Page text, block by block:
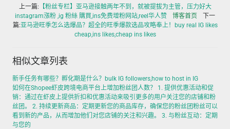
上一篇: 【粉丝专栏】亚马逊接触两年不到，就被提拔为主管，压力好大
instagram漲粉 ,ig 粉絲 購買,ins免费增粉网站,reel华人赞
博客首页
下一
篇:​亚马逊旺季怎么选爆品？超全的旺季爆款选品攻略奉上！buy real IG likes
cheap,ins likes,cheap ins likes
相似文章列表
新手任务有哪些？孵化期是什么？bulk IG followers,how to host in IG
如何在Shopee虾皮跨境电商平台上增加粉丝团人数？ 1. 提供优惠活动和促
销：通过在虾皮上提供折扣和优惠活动来吸引更多的用户关注您的店铺和粉
丝团。 2. 持续更新商品：定期更新您的商品库存，确保您的粉丝团粉丝可以
看到新的产品，从而增加他们对您店铺的关注和兴趣。 3. 与粉丝互动：定期
与您的